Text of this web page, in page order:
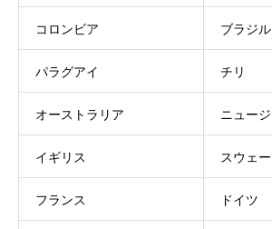
コロンビア ブラジル
パラグアイ チリ
オーストラリア ニュー
イギリス スウェ
フランス ドイツ